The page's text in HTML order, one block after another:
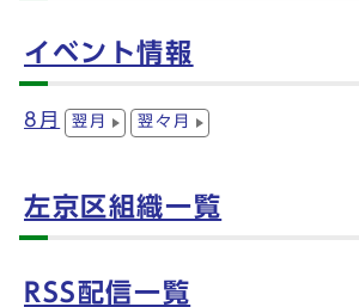
イベント情報
8月 翌月 翌々月
左京区組織一覧
RSS配信一覧